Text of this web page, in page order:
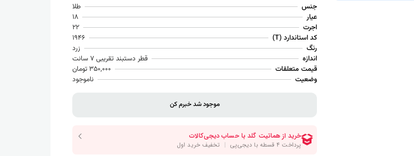
جنس
طلا
عیار
18
اجرت
22
کد استاندارد (T)
1946
رنگ
زرد
اندازه
قطر دستبند تقریبی 7 سانت
قیمت متعلقات
350,000 تومان
وضعیت
ناموجود
موجود شد خبرم کن